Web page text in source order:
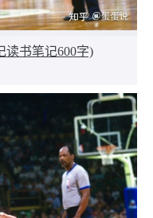
读书笔记600字)